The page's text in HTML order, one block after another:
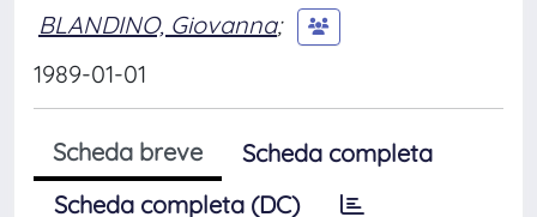
BLANDINO, Giovanna;
1989-01-01
Scheda breve
Scheda completa
Scheda completa (DC)